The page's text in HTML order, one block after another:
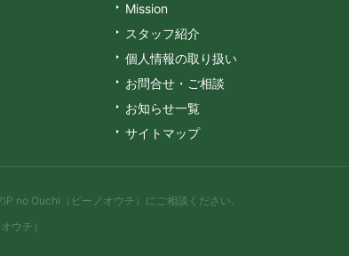
Mission
スタッフ紹介
個人情報の取り扱い
お問合せ・ご相談
お知らせ一覧
サイトマップ
ウチ）
no Ouchi（ピーノオウチ） にご相談ください。